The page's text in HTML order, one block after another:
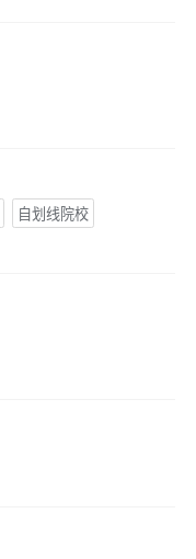
自划线院校